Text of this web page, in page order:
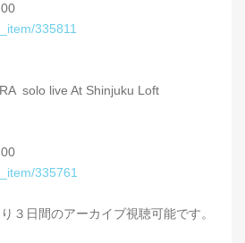
335811
solo live At Shinjuku Loft
335761
３日間のアーカイブ視聴可能です。